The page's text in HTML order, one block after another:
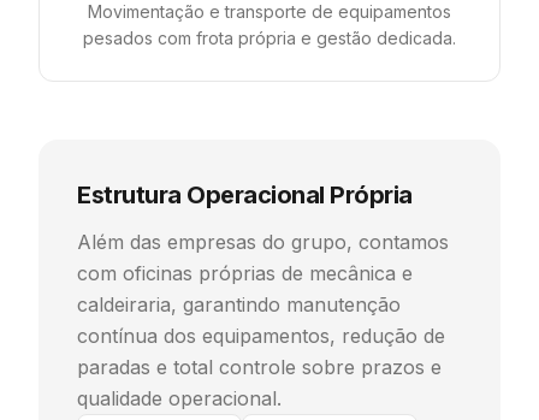
Movimentação e transporte de equipamentos
pesados com frota própria e gestão dedicada.
Estrutura Operacional Própria
Além das empresas do grupo, contamos
com oficinas próprias de mecânica e
caldeiraria, garantindo manutenção
contínua dos equipamentos, redução de
paradas e total controle sobre prazos e
qualidade operacional.